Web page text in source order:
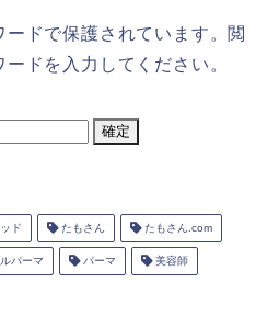
ドで保護されています。閲
ドを入力してください。
ド たもさん たもさん.com
パーマ パーマ 美容師